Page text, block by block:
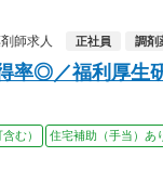
師求人
正社員 調剤
率◎／福利厚生
む） 住宅補助（手当）あ